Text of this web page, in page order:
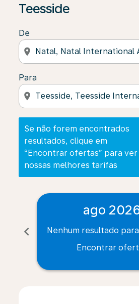
Teesside
De
location_on
Para
location_on
Se não forem encontrados
resultados, clique em
“Encontrar ofertas” para ver
nossas melhores tarifas
chevron_left
ago
Nenhum resultado
Encontrar